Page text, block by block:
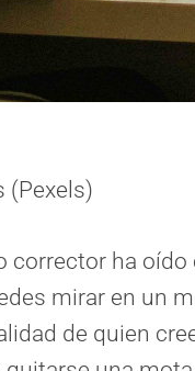
(Pexels)
corrector ha
mirar en un
de quien